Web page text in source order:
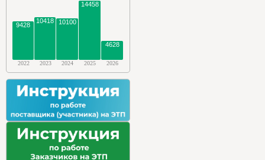
9428
10418 10100
14458
4628
2022 2023 2024 2025 2026